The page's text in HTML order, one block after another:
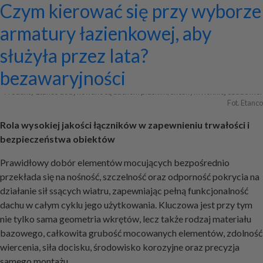
+ Dodaj firmę + Dodaj artykuł
Archiwa
Systemy zamocowań dachów
płaskich i skośnych oraz lekkiej
obudowy firmy ETANCO
Produkty Etanco dedykowane są dachom płaskim, skośnym i lekkiej obudowie.
Fot. Etanco
Rola wysokiej jakości łączników w zapewnieniu trwałości i
bezpieczeństwa obiektów
Prawidłowy dobór elementów mocujących bezpośrednio
przekłada się na nośność, szczelność oraz odporność pokrycia na
działanie sił ssących wiatru, zapewniając pełną funkcjonalność
dachu w całym cyklu jego użytkowania. Kluczowa jest przy tym
nie tylko sama geometria wkrętów, lecz także rodzaj materiału
bazowego, całkowita grubość mocowanych elementów, zdolność
wiercenia, siła docisku, środowisko korozyjne oraz precyzja
Dom z prefabrykatów opinie –
co naprawdę warto ocenić przed
budową?
Nowoczesne bramy przesuwne:
wyznaczniki trwałości,
bezpieczeństwa i
bezawaryjności
Jak dobrać maskownicę
karnisza? Praktyczny poradnik
Licznik Geigera w kontroli
materiałów budowlanych i
złomu
Jak ograniczyć ryzyko
przestojów przy pracy maszyn
geotechnicznych?
Czym kierować się przy wyborze
armatury łazienkowej, aby
służyła przez lata?